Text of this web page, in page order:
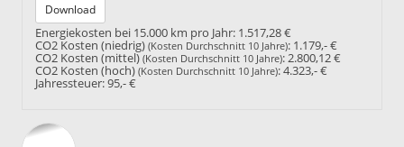
Download
Energiekosten bei 15.000 km pro Jahr: 1.517,28 €
CO2 Kosten (niedrig) (Kosten Durchschnitt 10 Jahre): 1.179,- €
CO2 Kosten (mittel) (Kosten Durchschnitt 10 Jahre):2.800,12 €
CO2 Kosten (hoch) (Kosten Durchschnitt 10 Jahre):4.323,- €
Jahressteuer:95,- €